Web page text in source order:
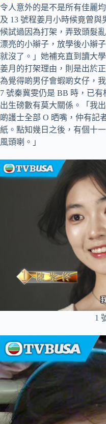
令人意外的是不是所有佳麗
及 13 號程姜月小時候竟曾
候試過因為打架，弄致頭髮
漂亮的小辮子，放學後小辮
就沒了。」她補充直到讀大
姜月的打架理由，則是出於
為覺得啲男仔會蝦啲女仔，
7 號秦冀雯仍是 BB 時，已
出生磅數有莫大關係。「我
啲護士全部 O 晒嘴，仲有記
紙。點知幾日之後，有個十
風頭喇。」
1